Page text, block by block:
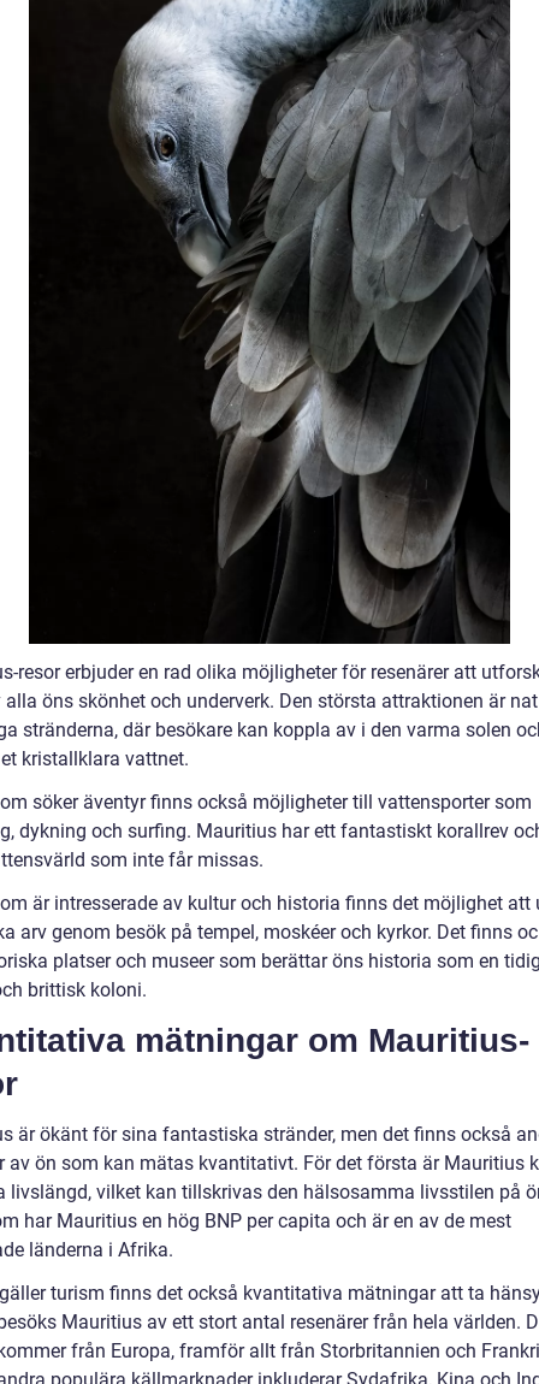
resor erbjuder en rad olika möjligheter för resenärer att
alla öns skönhet och underverk. Den största attraktionen är
stränderna, där besökare kan koppla av i den varma solen
kristallklara vattnet.
söker äventyr finns också möjligheter till vattensporter som
dykning och surfing. Mauritius har ett fantastiskt korallrev
som inte får missas.
är intresserade av kultur och historia finns det möjlighet att
arv genom besök på tempel, moskéer och kyrkor. Det finns
platser och museer som berättar öns historia som en
brittisk koloni.
mätningar om Mauritius-
är ökänt för sina fantastiska stränder, men det finns också
av ön som kan mätas kvantitativt. För det första är Mauritius
livslängd, vilket kan tillskrivas den hälsosamma livsstilen på
har Mauritius en hög BNP per capita och är en av de mest
länderna i Afrika.
turism finns det också kvantitativa mätningar att ta
Mauritius av ett stort antal resenärer från hela världen.
från Europa, framför allt från Storbritannien och